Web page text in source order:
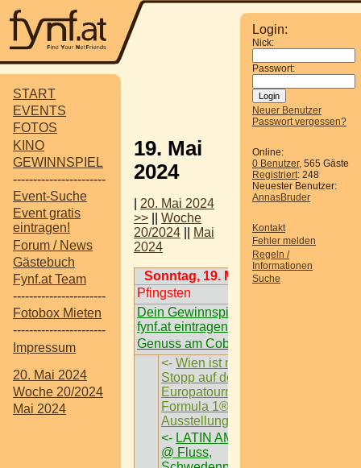
START
EVENTS
FOTOS
KINO
GEWINNSPIEL
-----------------------
Event-Suche
Event gratis
eintragen!
Forum / News
Gästebuch
Fynf.at Team
-----------------------
Fotobox Mieten
-----------------------
Impressum
20. Mai 2024
Woche 20/2024
Mai 2024
Login:
Nick:
Passwort:
Neuer Benutzer
Passwort vergessen?
Online:
0 Benutzer, 565 Gäste
Registriert: 248
Neuester Benutzer:
AnnasBruder
Kontakt
Fehler melden
Regeln /
Informationen
Suche
19. Mai
2024
20. Mai 2024
>>
Woche
20/2024
Mai
2024
Sonntag, 19. Mai 2024
Pfingsten
Dein Gewinnspiel auf
fynf.at eintragen
Genuss am Cobenzl
<- Wien ist nächster
Stopp auf der
Europatournee der
Formula 1®-
Ausstellung
<- LATIN AM FLUSS
@ Fluss,